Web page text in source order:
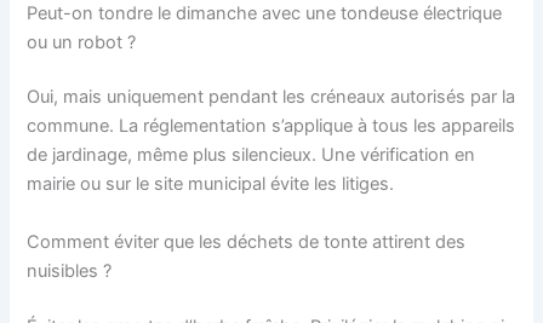
Peut-on tondre le dimanche avec une tondeuse électrique
ou un robot ?
Oui, mais uniquement pendant les créneaux autorisés par la
commune. La réglementation s’applique à tous les appareils
de jardinage, même plus silencieux. Une vérification en
mairie ou sur le site municipal évite les litiges.
Comment éviter que les déchets de tonte attirent des
nuisibles ?